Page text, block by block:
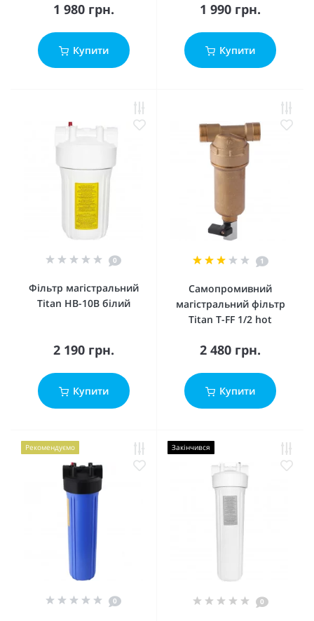
1 980 грн.
Купити
1 990 грн.
Купити
0
Фільтр магістральний
Titan HB-10B білий
2 190 грн.
Купити
1
Самопромивний
магістральний фільтр
Titan T-FF 1/2 hot
2 480 грн.
Купити
Рекомендуємо
0
Закінчився
0